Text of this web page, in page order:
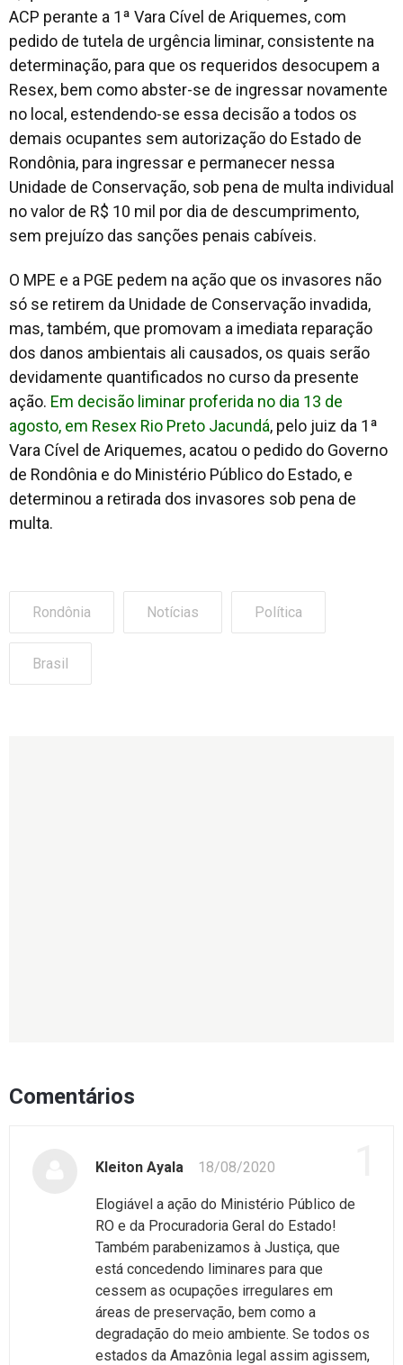
ACP perante a 1ª Vara Cível de Ariquemes, com
pedido de tutela de urgência liminar, consistente na
determinação, para que os requeridos desocupem a
Resex, bem como abster-se de ingressar novamente
no local, estendendo-se essa decisão a todos os
demais ocupantes sem autorização do Estado de
Rondônia, para ingressar e permanecer nessa
Unidade de Conservação, sob pena de multa individual
no valor de R$ 10 mil por dia de descumprimento,
sem prejuízo das sanções penais cabíveis.
O MPE e a PGE pedem na ação que os invasores não
só se retirem da Unidade de Conservação invadida,
mas, também, que promovam a imediata reparação
dos danos ambientais ali causados, os quais serão
devidamente quantificados no curso da presente
ação. Em decisão liminar proferida no dia 13 de
agosto, em Resex Rio Preto Jacundá, pelo juiz da 1ª
Vara Cível de Ariquemes, acatou o pedido do Governo
de Rondônia e do Ministério Público do Estado, e
determinou a retirada dos invasores sob pena de
multa.
Rondônia Notícias Política
Brasil
Comentários
Kleiton Ayala 18/08/2020
Elogiável a ação do Ministério Público de
RO e da Procuradoria Geral do Estado!
Também parabenizamos à Justiça, que
está concedendo liminares para que
cessem as ocupações irregulares em
áreas de preservação, bem como a
degradação do meio ambiente. Se todos os
estados da Amazônia legal assim agissem,